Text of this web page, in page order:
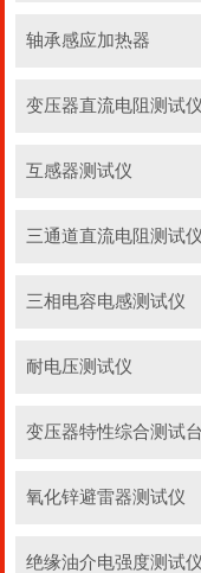
轴承感应加热器
变压器直流电阻测试仪
互感器测试仪
三通道直流电阻测试仪
三相电容电感测试仪
耐电压测试仪
变压器特性综合测试台
氧化锌避雷器测试仪
绝缘油介电强度测试仪